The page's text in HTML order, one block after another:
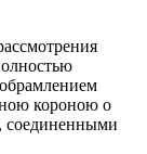
короною о
соединенными